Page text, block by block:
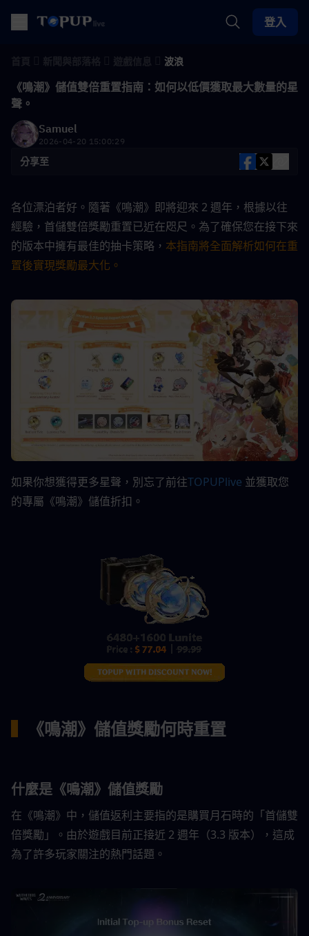
登入
波浪
《鳴潮》儲值雙倍重置指南：如何以低價獲取最大數量的星
聲。
Samuel
2026-04-20 15:00:29
分享至
各位漂泊者好。隨著《鳴潮》即將迎來 2 週年，根據以往
經驗，首儲雙倍獎勵重置已近在咫尺。為了確保您在接下來
的版本中擁有最佳的抽卡策略， 本指南將全面解析如何在重
置後實現獎勵最大化。
如果你想獲得更多星聲，別忘了前往TOPUPlive 並獲取您
的專屬《鳴潮》儲值折扣。
《鳴潮》儲值獎勵何時重置
什麼是《鳴潮》儲值獎勵
在《鳴潮》中，儲值返利主要指的是購買月石時的「首儲雙
倍獎勵」。由於遊戲目前正接近 2 週年（3.3 版本），這成
為了許多玩家關注的熱門話題。